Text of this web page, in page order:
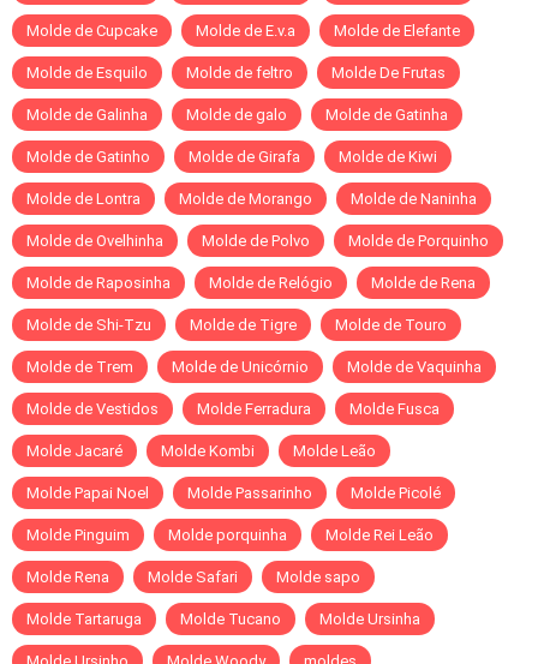
Molde de Cupcake Molde de E.v.a Molde de Elefante
Molde de Esquilo Molde de feltro Molde De Frutas
Molde de Galinha Molde de galo Molde de Gatinha
Molde de Gatinho Molde de Girafa Molde de Kiwi
Molde de Lontra Molde de Morango Molde de Naninha
Molde de Ovelhinha Molde de Polvo Molde de Porquinho
Molde de Raposinha Molde de Relógio Molde de Rena
Molde de Shi-Tzu Molde de Tigre Molde de Touro
Molde de Trem Molde de Unicórnio Molde de Vaquinha
Molde de Vestidos Molde Ferradura Molde Fusca
Molde Jacaré Molde Kombi Molde Leão
Molde Papai Noel Molde Passarinho Molde Picolé
Molde Pinguim Molde porquinha Molde Rei Leão
Molde Rena Molde Safari Molde sapo
Molde Tartaruga Molde Tucano Molde Ursinha